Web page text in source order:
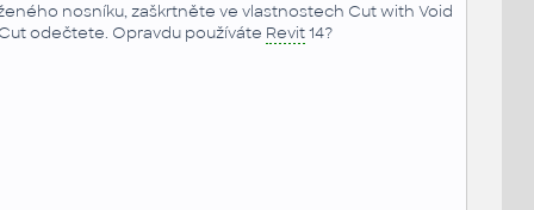
nosníku, zaškrtněte ve vlastnostech Cut with Void
odečtete. Opravdu používáte Revit14?